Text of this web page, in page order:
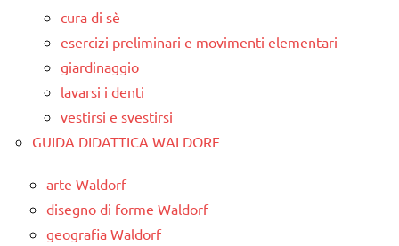
cura di sè
esercizi preliminari e movimenti elementari
giardinaggio
lavarsi i denti
vestirsi e svestirsi
GUIDA DIDATTICA WALDORF
arte Waldorf
disegno di forme Waldorf
geografia Waldorf